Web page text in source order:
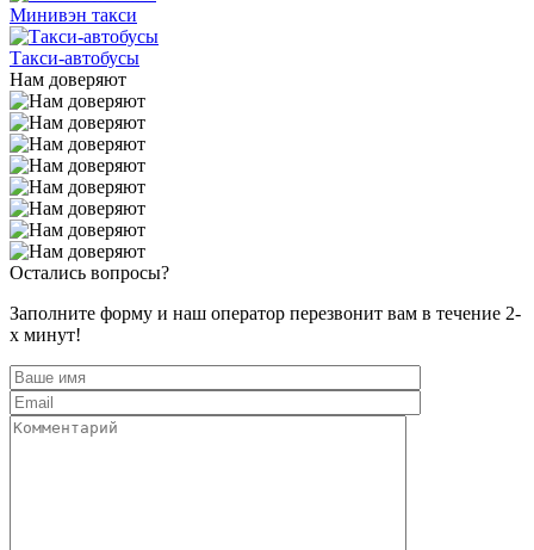
Минивэн такси
Такси-автобусы
Нам доверяют
Остались вопросы?
Заполните форму и наш оператор перезвонит вам в течение 2-
х минут!